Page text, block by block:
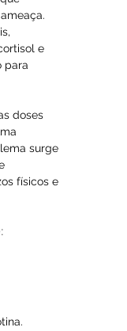
e
para
doses
surge
físicos e